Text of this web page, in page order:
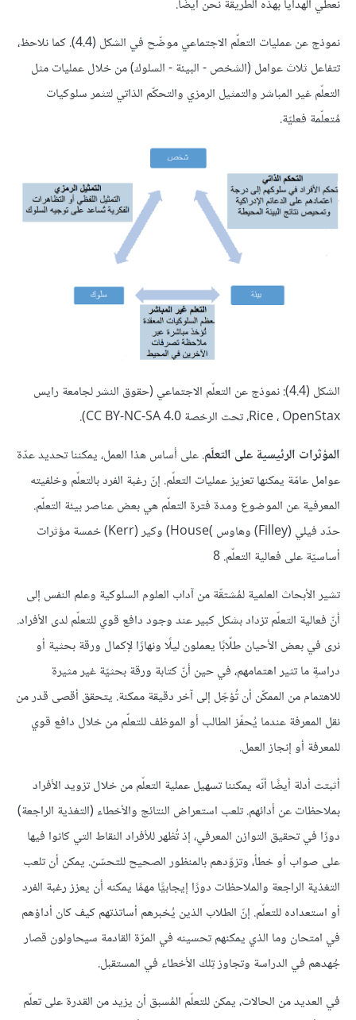
نعطي الهدايا بهذه الطريقة نحن أيضًا.
نموذج عن عمليات التعلّم الاجتماعي موضّح في الشكل (4.4). كما نلاحظ،
تتفاعل ثلاث عوامل (الشخص - البيئة - السلوك) من خلال عمليات مثل
التعلّم غير المباشر والتمثيل الرمزي والتحكّم الذاتي لتثمر سلوكيات
مُتعلّمة فعليّة.
الشكل (4.4): نموذج عن التعلّم الاجتماعي (حقوق النشر لجامعة رايس
Rice ، OpenStax، تحت الرخصة CC BY-NC-SA 4.0).
المؤثرات الرئيسية على التعلّم. على أساس هذا العمل، يمكننا تحديد عدّة
عوامل عامّة يمكنها تعزيز عمليات التعلّم. إنّ رغبة الفرد بالتعلّم وخلفيته
المعرفية عن الموضوع ومدة فترة التعلّم هي بعض عناصر بيئة التعلّم.
حدّد فيلي (Filley) وهاوس )House) وكير (Kerr) خمسة مؤثرات
أساسيّة على فعالية التعلّم. 8
تشير الأبحاث العلمية لمُشتقّة من آداب العلوم السلوكية وعلم النفس إلى
أنّ فعالية التعلّم تزداد بشكل كبير عند وجود دافع قوي للتعلّم لدى الأفراد.
نرى في بعض الأحيان طلّابًا يعملون ليلًا ونهارًا لإكمال ورقة بحثية أو
دراسةٍ ما تثير اهتمامهم، في حين أنّ كتابة ورقة بحثيّة غير مثيرة
للاهتمام من الممكّن أن تُؤجّل إلى آخر دقيقة ممكنة. يتحقق أقصى قدر من
نقل المعرفة عندما يُحفّز الطالب أو الموظف للتعلّم من خلال دافع قوي
للمعرفة أو إنجاز العمل.
أثبتت أدلة أيضًا أنّه يمكننا تسهيل عملية التعلّم من خلال تزويد الأفراد
بملاحظات عن أدائهم. تلعب استعراض النتائج والأخطاء (التغذية الراجعة)
دورًا في تحقيق التوازن المعرفي، إذ تُظهر للأفراد النقاط التي كانوا فيها
على صواب أو خطأ، وتزوّدهم بالمنظور الصحيح للتحسّن. يمكن أن تلعب
التغذية الراجعة والملاحظات دورًا إيجابيًّا مهمًا يمكنه أن يعزز رغبة الفرد
أو استعداده للتعلّم. إنّ الطلاب الذين يُخبرهم أساتذتهم كيف كان أداؤهم
في امتحان وما الذي يمكنهم تحسينه في المرّة القادمة سيحاولون قصار
جُهدهم في الدراسة وتجاوز تِلك الأخطاء في المستقبل.
في العديد من الحالات، يمكن للتعلّم المُسبق أن يزيد من القدرة على تعلّم